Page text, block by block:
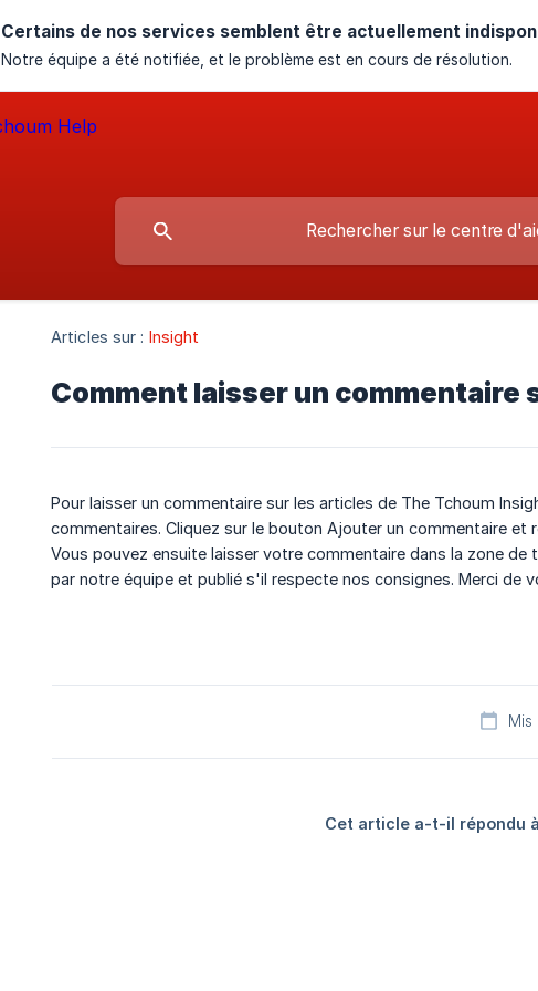
Certains de nos services semblent être actuellement
Notre équipe a été notifiée, et le problème est en cours de résolution.
Articles sur : Insight
Comment laisser un commentaire
Pour laisser un commentaire sur les articles de The Tchoum
commentaires. Cliquez sur le bouton Ajouter un commentaire
Vous pouvez ensuite laisser votre commentaire dans la zone
par notre équipe et publié s'il respecte nos consignes. Merci de
Cet article a-t-il répondu